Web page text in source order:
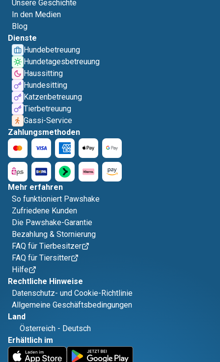
Unsere Geschichte
In den Medien
Blog
Dienste
Hundebetreuung
Hundetagesbetreuung
Haussitting
Hundesitting
Katzenbetreuung
Tierbetreuung
Gassi-Service
Zahlungsmethoden
Mehr erfahren
So funktioniert Pawshake
Zufriedene Kunden
Die Pawshake-Garantie
Bezahlung & Stornierung
FAQ für Tierbesitzer
FAQ für Tiersitter
Hilfe
Rechtliche Hinweise
Datenschutz- und Cookie-Richtlinie
Allgemeine Geschäftsbedingungen
Land
Österreich - Deutsch
Erhältlich im